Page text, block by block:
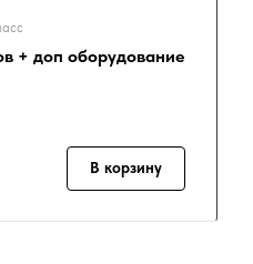
+ доп оборудование
В корзину